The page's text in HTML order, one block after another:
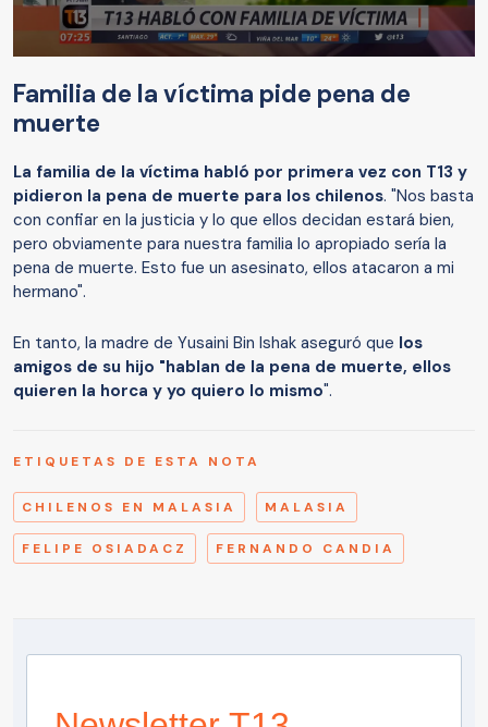
Familia de la víctima pide pena de
muerte
La familia de la víctima habló por primera vez con T13 y
pidieron la pena de muerte para los chilenos. "Nos basta
con confiar en la justicia y lo que ellos decidan estará bien,
pero obviamente para nuestra familia lo apropiado sería la
pena de muerte. Esto fue un asesinato, ellos atacaron a mi
hermano".
En tanto, la madre de Yusaini Bin Ishak aseguró que los
amigos de su hijo "hablan de la pena de muerte, ellos
quieren la horca y yo quiero lo mismo".
ETIQUETAS DE ESTA NOTA
CHILENOS EN MALASIA MALASIA
FELIPE OSIADACZ FERNANDO CANDIA